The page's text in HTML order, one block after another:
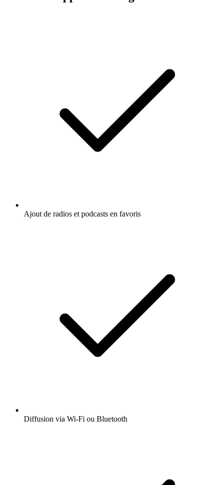
Ajout de radios et podcasts en favoris
Diffusion via Wi-Fi ou Bluetooth